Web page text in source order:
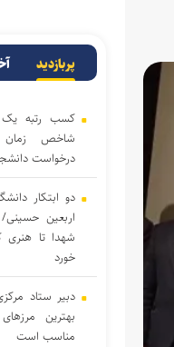
پربازدید
کسب رتبه یک
شاخص زمان
درخواست
دو ابتکار
اربعین حسینی/
شهدا تا
خورد
دبیر ستاد
بهترین
مناسب است